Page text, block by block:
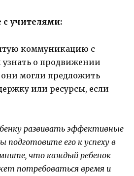
с учителями:
коммуникацию с
о продвижении
могли предложить
или ресурсы, если
развивать эффективные
подготовите его к успеху в
что каждый ребенок
потребоваться время и